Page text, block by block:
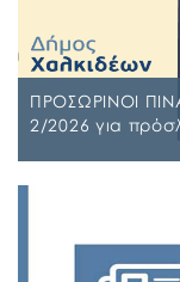
ΠΡΟΣΩΡΙΝΟΙ
2/2026 για
ΠΙΝΑΚΑΣ
Ρ5Τ-1